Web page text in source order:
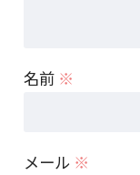
名前 ※
メール ※